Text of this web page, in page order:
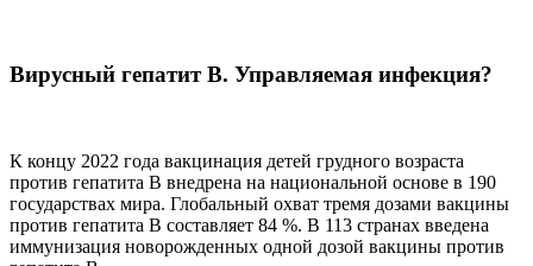
Вирусный гепатит В. Управляемая инфекция?
К концу 2022 года вакцинация детей грудного возраста
против гепатита B внедрена на национальной основе в 190
государствах мира. Глобальный охват тремя дозами вакцины
против гепатита B составляет 84 %. В 113 странах введена
иммунизация новорожденных одной дозой вакцины против